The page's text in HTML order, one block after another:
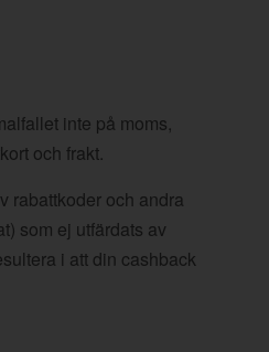
inte på moms,
och frakt.
rabattkoder och andra
som ej utfärdats av
i att din cashback